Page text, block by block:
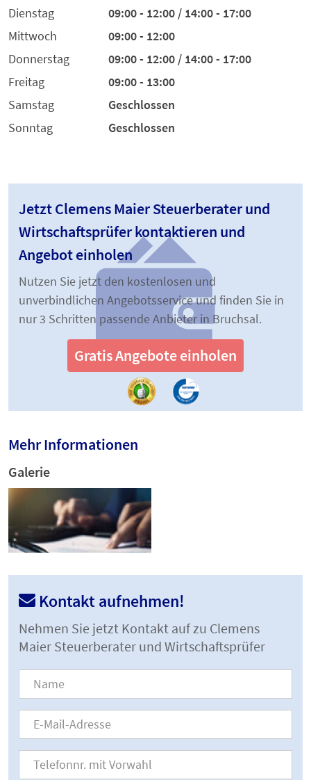
Dienstag
09:00 - 12:00 / 14:00 - 17:00
Mittwoch
09:00 - 12:00
Donnerstag
09:00 - 12:00 / 14:00 - 17:00
Freitag
09:00 - 13:00
Samstag
Geschlossen
Sonntag
Geschlossen
Jetzt Clemens Maier Steuerberater und
Wirtschaftsprüfer kontaktieren und
Angebot einholen
Nutzen Sie jetzt den kostenlosen und
unverbindlichen Angebotsservice und finden Sie in
nur 3 Schritten passende Anbieter in Bruchsal.
Gratis Angebote einholen
Mehr Informationen
Galerie
Kontakt aufnehmen!
Nehmen Sie jetzt Kontakt auf zu Clemens
Maier Steuerberater und Wirtschaftsprüfer